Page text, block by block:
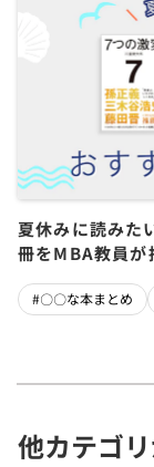
夏休みに読み
冊をMBA教員が
#〇〇な本まとめ
他カテゴ